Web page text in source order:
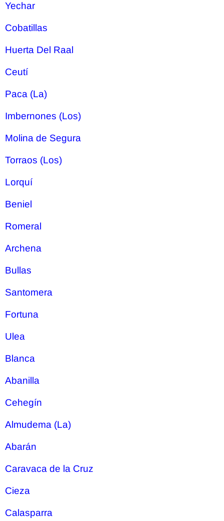
Yechar
Cobatillas
Huerta Del Raal
Ceutí
Paca (La)
Imbernones (Los)
Molina de Segura
Torraos (Los)
Lorquí
Beniel
Romeral
Archena
Bullas
Santomera
Fortuna
Ulea
Blanca
Abanilla
Cehegín
Almudema (La)
Abarán
Caravaca de la Cruz
Cieza
Calasparra